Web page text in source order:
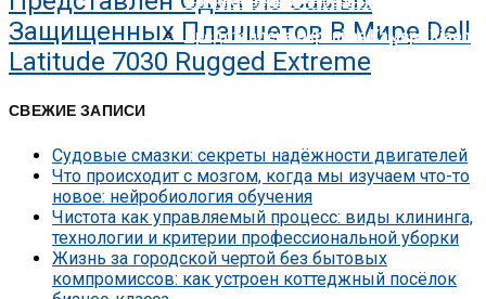
Представлена Охранная Камера
Защищенных Планшетов В Мире Dell
Latitude 7030 Rugged Extreme
СВЕЖИЕ ЗАПИСИ
Судовые смазки: секреты надёжности двигателей
Что происходит с мозгом, когда мы изучаем что-то
новое: нейробиология обучения
Чистота как управляемый процесс: виды клининга,
технологии и критерии профессиональной уборки
Жизнь за городской чертой без бытовых
компромиссов: как устроен коттеджный посёлок